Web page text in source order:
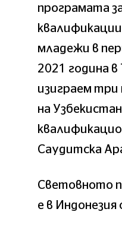
програмата
младежи в
2021 година
изиграем
на
Саудитска
Световното
е в